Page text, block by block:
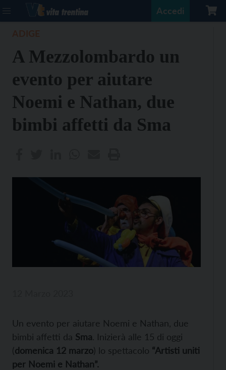
Accedi
A Mezzolombardo un
evento per aiutare
Noemi e Nathan, due
bimbi affetti da Sma
Un evento per aiutare Noemi e Nathan, due
bimbi affetti da Sma. Inizierà alle 15 di oggi
(domenica 12 marzo) lo spettacolo “Artisti uniti
per Noemi e Nathan”.